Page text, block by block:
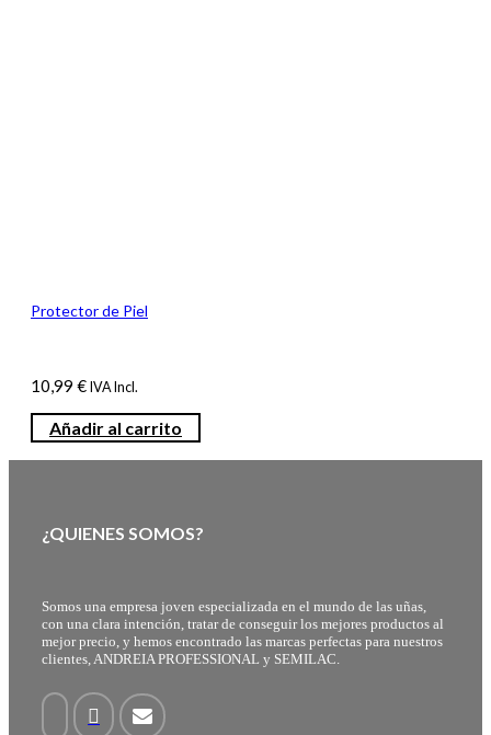
Protector de Piel
10,99 € IVA Incl.
Añadir al carrito
¿QUIENES SOMOS?
Somos una empresa joven especializada en el mundo de las uñas,
con una clara intención, tratar de conseguir los mejores productos al
mejor precio, y hemos encontrado las marcas perfectas para nuestros
clientes, ANDREIA PROFESSIONAL y SEMILAC.